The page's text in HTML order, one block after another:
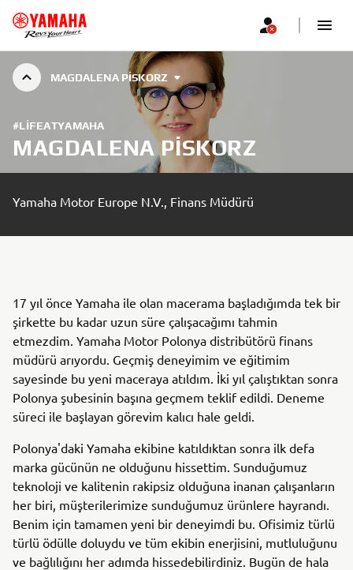
MAGDALENA PISKORZ
#LIFEATYAMAHA
MAGDALENA PISKORZ
Yamaha Motor Europe N.V., Finans Müdürü
17 yıl önce Yamaha ile olan macerama başladığımda tek bir
şirkette bu kadar uzun süre çalışacağımı tahmin
etmezdim. Yamaha Motor Polonya distribütörü finans
müdürü arıyordu. Geçmiş deneyimim ve eğitimim
sayesinde bu yeni maceraya atıldım. İki yıl çalıştıktan sonra
Polonya şubesinin başına geçmem teklif edildi. Deneme
süreci ile başlayan görevim kalıcı hale geldi.
Polonya'daki Yamaha ekibine katıldıktan sonra ilk defa
marka gücünün ne olduğunu hissettim. Sunduğumuz
teknoloji ve kalitenin rakipsiz olduğuna inanan çalışanların
her biri, müşterilerimize sunduğumuz ürünlere hayrandı.
Benim için tamamen yeni bir deneyimdi bu. Ofisimiz türlü
türlü ödülle doluydu ve tüm ekibin enerjisini, mutluluğunu
ve bağlılığını her adımda hissedebilirdiniz. Bugün de hala